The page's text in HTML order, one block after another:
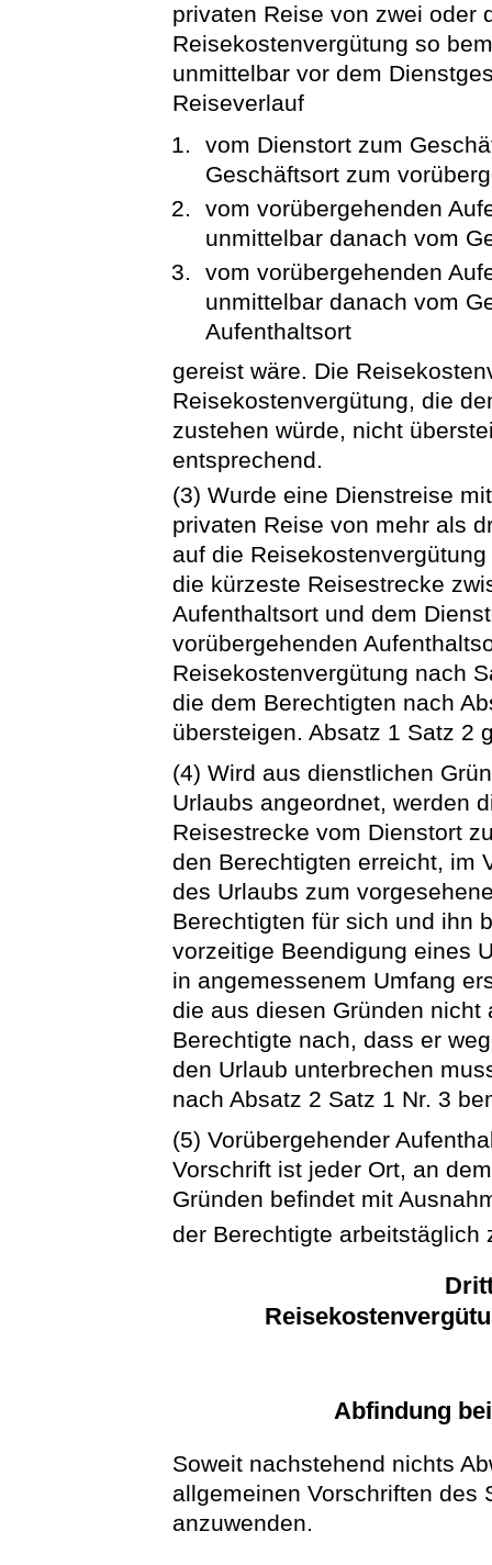
privaten Reise von zwei oder
Reisekostenvergütung so
unmittelbar vor dem
Reiseverlauf
vom Dienstort zum
Geschäftsort zum
vom vorübergehenden
unmittelbar danach vom
vom vorübergehenden
unmittelbar danach vom
Aufenthaltsort
gereist wäre. Die
Reisekostenvergütung, die
zustehen würde, nicht
entsprechend.
(3) Wurde eine Dienstreise
privaten Reise von mehr als
auf die
die kürzeste Reisestrecke
Aufenthaltsort und dem
vorübergehenden
Reisekostenvergütung nach
die dem Berechtigten nach
übersteigen. Absatz 1 Satz 2
(4) Wird aus dienstlichen
Urlaubs angeordnet, werden
Reisestrecke vom Dienstort
den Berechtigten erreicht, im
des Urlaubs zum
Berechtigten für sich und ihn
vorzeitige Beendigung eines
in angemessenem Umfang
die aus diesen Gründen
Berechtigte nach, dass er
den Urlaub unterbrechen
nach Absatz 2 Satz 1 Nr. 3
(5) Vorübergehender
Vorschrift ist jeder Ort, an
Gründen befindet mit
der Berechtigte
Abfindung
Soweit nachstehend nichts
allgemeinen Vorschriften des
anzuwenden.